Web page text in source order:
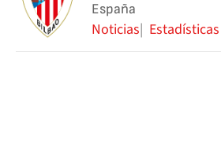
España
Noticias Estadísticas